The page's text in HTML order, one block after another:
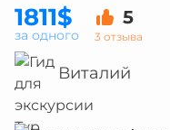
1811$ 5
3 отзыва
за одного
Виталий